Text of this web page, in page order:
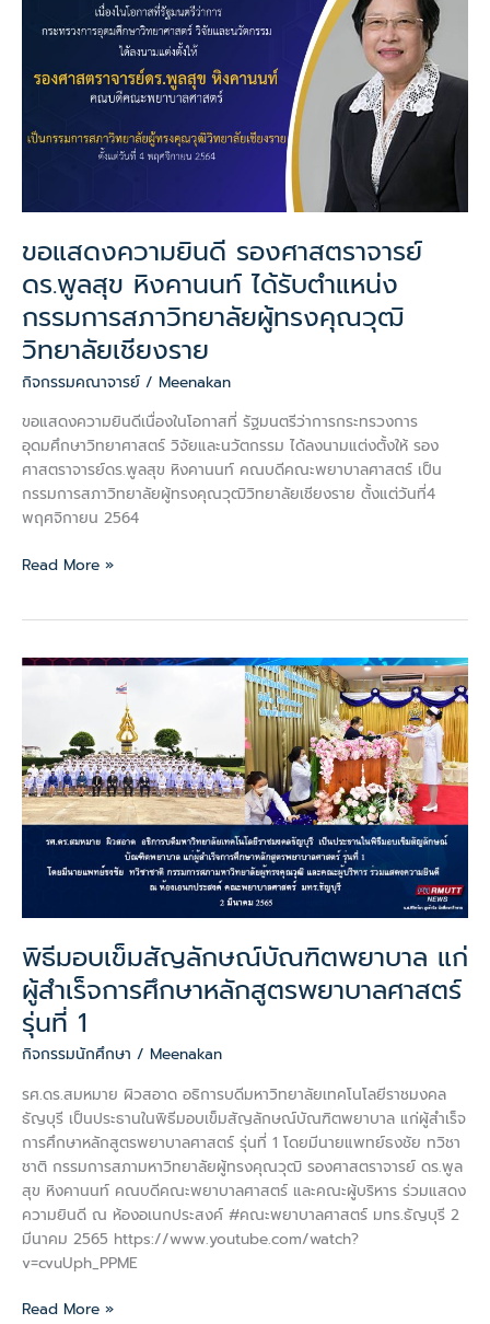
ขอแสดงความยินดี รองศาสตราจารย์
ดร.พูลสุข หิงคานนท์ ได้รับตำแหน่ง
กรรมการสภาวิทยาลัยผู้ทรงคุณวุฒิ
วิทยาลัยเชียงราย
กิจกรรมคณาจารย์ / Meenakan
ขอแสดงความยินดีเนื่องในโอกาสที่ รัฐมนตรีว่าการกระทรวงการ
อุดมศึกษาวิทยาศาสตร์ วิจัยและนวัตกรรม ได้ลงนามแต่งตั้งให้ รอง
ศาสตราจารย์ดร.พูลสุข หิงคานนท์ คณบดีคณะพยาบาลศาสตร์ เป็น
กรรมการสภาวิทยาลัยผู้ทรงคุณวุฒิวิทยาลัยเชียงราย ตั้งแต่วันที่4
พฤศจิกายน 2564
ยินดี
ศาสตราจารย์
สุข
นนท์
รับ
ตำแหน่ง
กรรมการ
สภา
วิทยาลัย
ผู้ทรง
วิทยาลัย
เชียงราย
Read More »
พิธีมอบเข็มสัญลักษณ์บัณฑิตพยาบาล แก่
ผู้สำเร็จการศึกษาหลักสูตรพยาบาลศาสตร์
รุ่นที่ 1
กิจกรรมนักศึกษา / Meenakan
รศ.ดร.สมหมาย ผิวสอาด อธิการบดีมหาวิทยาลัยเทคโนโลยีราชมงคล
ธัญบุรี เป็นประธานในพิธีมอบเข็มสัญลักษณ์บัณฑิตพยาบาล แก่ผู้สำเร็จ
การศึกษาหลักสูตรพยาบาลศาสตร์ รุ่นที่ 1 โดยมีนายแพทย์ธงชัย ทวิชา
ชาติ กรรมการสภามหาวิทยาลัยผู้ทรงคุณวุฒิ รองศาสตราจารย์ ดร.พูล
สุข หิงคานนท์ คณบดีคณะพยาบาลศาสตร์ และคณะผู้บริหาร ร่วมแสดง
ความยินดี ณ ห้องอเนกประสงค์ #คณะพยาบาลศาสตร์ มทร.ธัญบุรี 2
มีนาคม 2565 https://www.youtube.com/watch?
v=cvuUph_PPME
พิธี
สัญลักษณ์
บัณฑิต
พยาบาล
แก่
สำเร็จ
พยาบาล
ศาสตร์
รุ่น
ที่
1
Read More »